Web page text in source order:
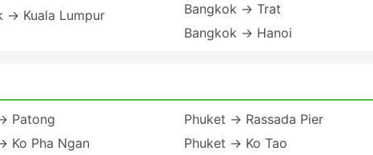
→ Kuala Lumpur
Bangkok → Trat
Bangkok → Hanoi
Patong
Ko Pha Ngan
Phuket → Rassada Pier
Phuket → Ko Tao